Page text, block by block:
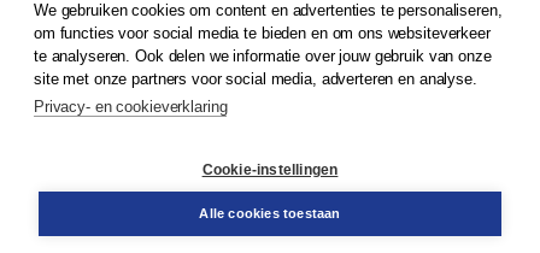
© 2026Koninklijke Boom uitgevers
Klantenservice
Service & informatie
Contact
We gebruiken cookies om content en advertenties te personaliseren,
om functies voor social media te bieden en om ons websiteverkeer
te analyseren. Ook delen we informatie over jouw gebruik van onze
site met onze partners voor social media, adverteren en analyse.
Privacy- en cookieverklaring
Cookie-instellingen
Alle cookies toestaan